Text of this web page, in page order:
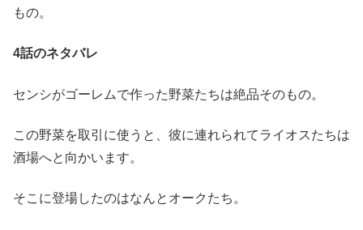
もの。
4話のネタバレ
センシがゴーレムで作った野菜たちは絶品そのもの。
この野菜を取引に使うと、彼に連れられてライオスたちは
酒場へと向かいます。
そこに登場したのはなんとオークたち。